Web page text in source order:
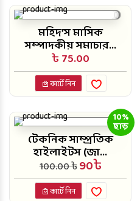
মহিদ’স মাসিক
সম্পাদকীয় সমাচার...
৳ 75.00
কার্টে নিন
10%
ছাড়
টেকনিক সাম্প্রতিক
হাইলাইটস (জা...
100.00 ৳90৳
কার্টে নিন